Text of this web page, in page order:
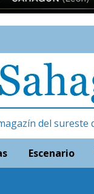
del sureste
Escenario